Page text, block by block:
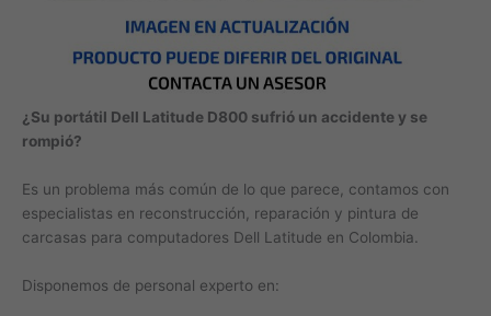
¿Su portátil Dell Latitude D800 sufrió un accidente y se
rompió?
Es un problema más común de lo que parece, contamos con
especialistas en reconstrucción, reparación y pintura de
carcasas para computadores Dell Latitude en Colombia.
Disponemos de personal experto en: